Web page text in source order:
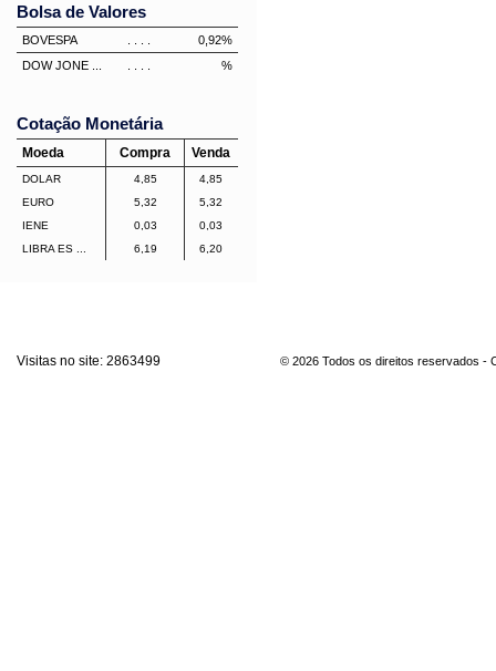
Bolsa de Valores
BOVESPA 0,92%
DOW JONE ...
%
Cotação Monetária
Moeda Compra Venda
DOLAR 4,85
4,85
EURO
5,32
5,32
IENE
0,03
0,03
LIBRA ES ...
6,19 6,20
Visitas no site: 2863499 © 2026 Todos os direitos reservados -